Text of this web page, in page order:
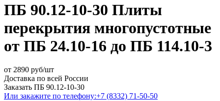
ПБ 90.12-10-30 Плиты
перекрытия многопустотные
от ПБ 24.10-16 до ПБ 114.10-3
от 2890 руб/шт
Доставка по всей России
Заказать ПБ 90.12-10-30
Или закажите по телефону:+7 (8332) 71-50-50